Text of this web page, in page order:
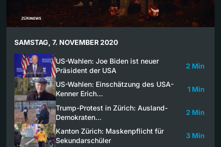
SAMSTAG, 7. NOVEMBER 2020
US-Wahlen: Joe Biden ist neuer
Präsident der USA
2 Min
US-Wahlen: Einschätzung des USA-
Kenner Erich…
1 Min
Trump-Protest in Zürich: Ausland-
Demokraten…
2 Min
Kanton Zürich: Maskenpflicht für
Sekundarschüler
3 Min